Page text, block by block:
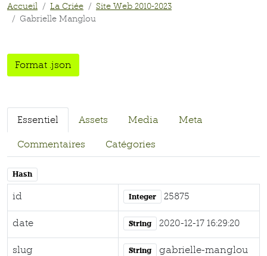
Accueil La Criée
Site Web 2010-2023
Gabrielle Manglou
Format .json
Essentiel Assets Media Meta
Commentaires Catégories
Hash
id Integer 25875
date String 2020-12-17 16:29:20
slug String gabrielle-manglou